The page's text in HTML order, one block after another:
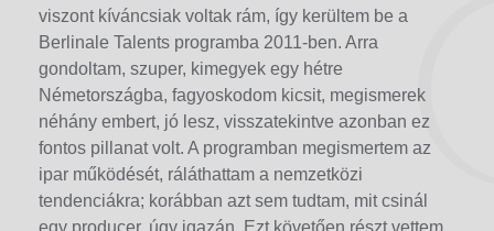
viszont kíváncsiak voltak rám, így kerültem be a
Berlinale Talents programba 2011-ben. Arra
gondoltam, szuper, kimegyek egy hétre
Németországba, fagyoskodom kicsit, megismerek
néhány embert, jó lesz, visszatekintve azonban ez
fontos pillanat volt. A programban megismertem az
ipar működését, ráláthattam a nemzetközi
tendenciákra; korábban azt sem tudtam, mit csinál
egy producer, úgy igazán. Ezt követően részt vettem